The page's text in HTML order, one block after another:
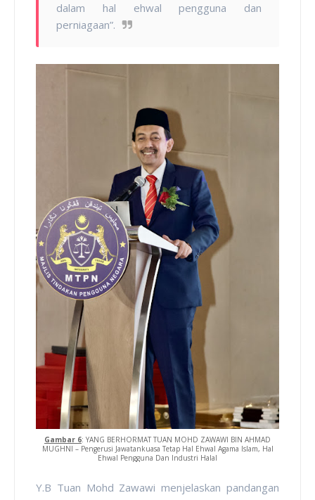
dalam hal ehwal pengguna dan
perniagaan”.
Gambar 6: YANG BERHORMAT TUAN MOHD ZAWAWI BIN AHMAD
MUGHNI – Pengerusi Jawatankuasa Tetap Hal Ehwal Agama Islam, Hal
Ehwal Pengguna Dan Industri Halal
Y.B Tuan Mohd Zawawi menjelaskan pandangan